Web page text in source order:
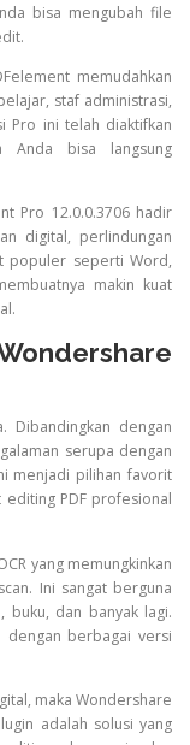
bisa mengubah file
memudahkan
staf administrasi,
Pro ini telah diaktifkan
Anda bisa langsung
Pro 12.0.0.3706 hadir
digital, perlindungan
populer seperti Word,
makin kuat
Dibandingkan dengan
serupa dengan
menjadi pilihan favorit
PDF profesional
yang memungkinkan
Ini sangat berguna
buku, dan banyak lagi.
dengan berbagai versi
maka Wondershare
adalah solusi yang